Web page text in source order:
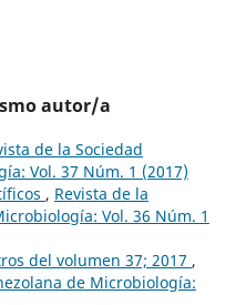
autor/a
de la Sociedad
Vol. 37 Núm. 1 (2017)
, Revista de la
Vol. 36 Núm. 1
del volumen 37; 2017 ,
de Microbiología: